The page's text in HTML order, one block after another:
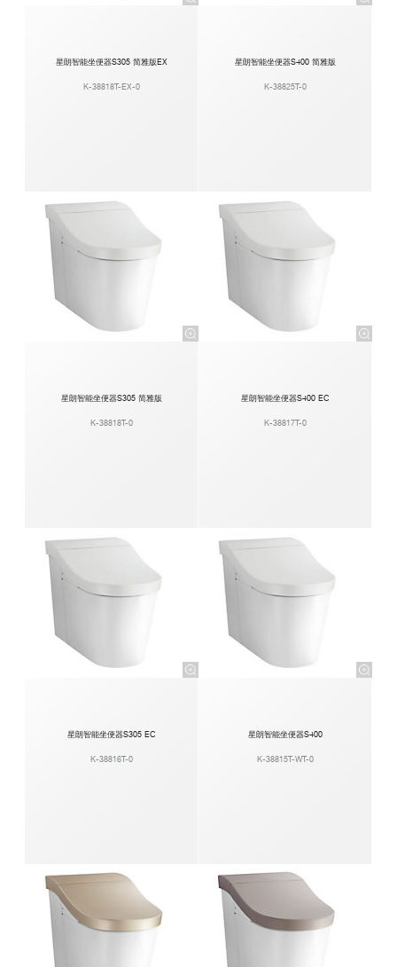
星朗智能坐便器S305 简雅版EX
K-38818T-EX-0
星朗智能坐便器S400 简雅版
K-38825T-0
星朗智能坐便器S305 简雅版
K-38818T-0
星朗智能坐便器S400 EC
K-38817T-0
星朗智能坐便器S305 EC
K-38816T-0
星朗智能坐便器S400
K-38815T-WT-0